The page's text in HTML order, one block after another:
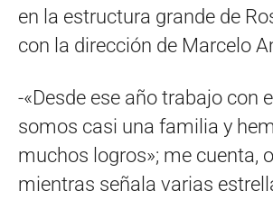
en la estructura grande de
con la dirección de Marcelo
-«Desde ese año trabajo con
somos casi una familia y
muchos logros»; me cuenta,
mientras señala varias